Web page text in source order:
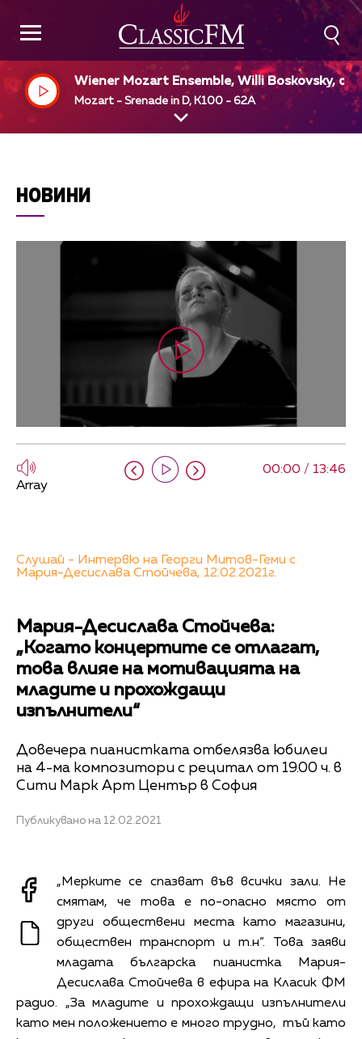
Wiener Mozart Ensemble, Willi Boskovsky, dir
Mozart - Srenade in D, K100 - 62A
НОВИНИ
00:00 / 13:46
Array
Слушай - Интервю на Георги Митов-Геми с
Мария-Десислава Стойчева, 12.02.2021г.
Мария-Десислава Стойчева:
„Когато концертите се отлагат,
това влияе на мотивацията на
младите и прохождащи
изпълнители“
Довечера пианистката отбелязва юбилеи
на 4-ма композитори с рецитал от 19.00 ч. в
Сити Марк Арт Център в София
Публикувано на 12.02.2021
„Мерките се спазват във всички зали. Не
смятам, че това е по-опасно място от
други обществени места като магазини,
обществен транспорт и т.н“. Това заяви
младата българска пианистка Мария-
Десислава Стойчева в ефира на Класик ФМ
радио. „За младите и прохождащи изпълнители
като мен положението е много трудно, тъй като